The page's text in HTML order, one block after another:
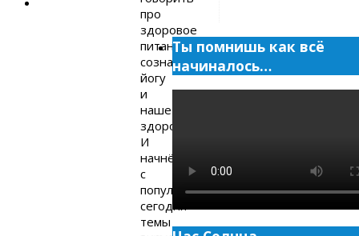
про
здоровое
питание,
сознание,
йогу
и
наше
здоровье.
И
начнём
с
популярной
сегодня
темы
Ты помнишь как всё
начиналось…